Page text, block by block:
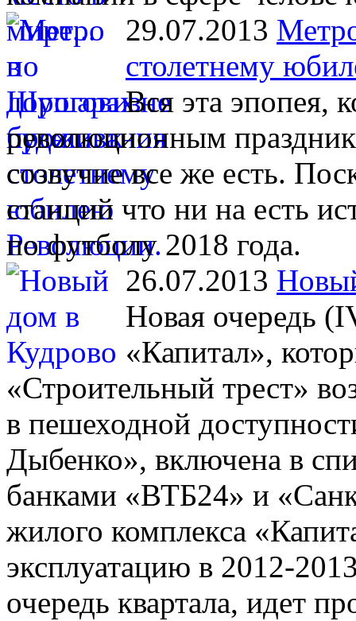
29.07.2013
столетнему
Вся эта эпопея,
революционным
созвучие все же есть.
станций что ни на есть
по футболу 2018 года.
26.07.2013
Новая очередь
«Капитал»,
«Строительный трест»
в пешеходной
Дыбенко», включена в
банками «ВТБ24» и
жилого комплекса
эксплуатацию в 2012-
очередь квартала, идет